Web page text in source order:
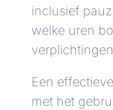
inclusief
welke uren
Een
met het